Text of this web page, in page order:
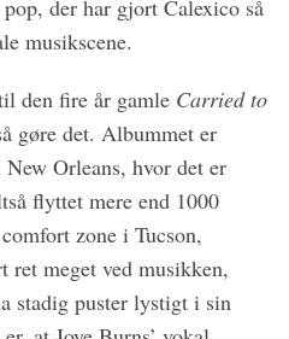
der har gjort Calexico så
musikscene.
den fire år gamle Carried to
gøre det. Albummet er
Orleans, hvor det er
flyttet mere end 1000
zone i Tucson,
meget ved musikken,
stadig puster lystigt i sin